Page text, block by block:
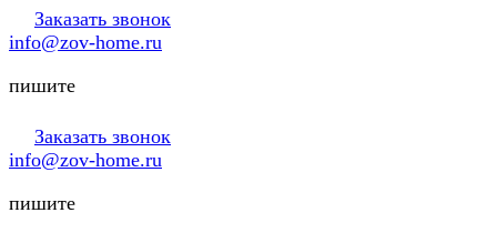
Заказать звонок
info@zov-home.ru
пишите
Заказать звонок
info@zov-home.ru
пишите